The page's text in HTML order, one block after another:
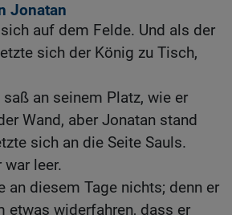
Jonatan
auf dem Felde. Und als der
sich der König zu Tisch,
an seinem Platz, wie er
Wand, aber Jonatan stand
sich an die Seite Sauls.
war leer.
an diesem Tage nichts; denn er
etwas widerfahren, dass er